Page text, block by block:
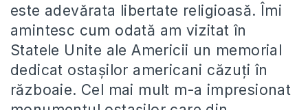
este adevărata libertate religioasă. Îmi
amintesc cum odată am vizitat în
Statele Unite ale Americii un memorial
dedicat ostașilor americani căzuți în
războaie. Cel mai mult m-a impresionat